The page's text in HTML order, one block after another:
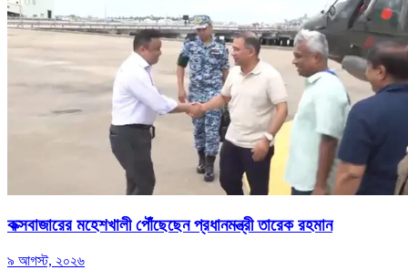
কক্সবাজারের মহেশখালী পৌঁছেছেন প্রধানমন্ত্রী তারেক রহমান
৯ আগস্ট, ২০২৬